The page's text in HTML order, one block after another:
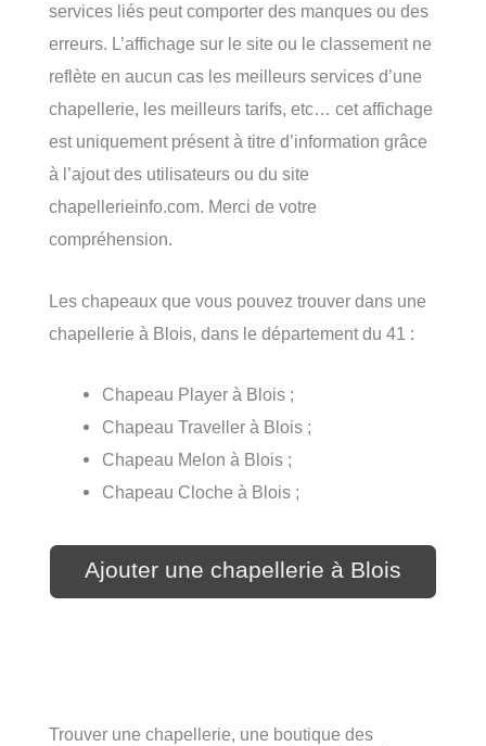
services liés peut comporter des manques ou des
erreurs. L’affichage sur le site ou le classement ne
reflète en aucun cas les meilleurs services d’une
chapellerie, les meilleurs tarifs, etc… cet affichage
est uniquement présent à titre d’information grâce
à l’ajout des utilisateurs ou du site
chapellerieinfo.com. Merci de votre
compréhension.
Les chapeaux que vous pouvez trouver dans une
chapellerie à Blois, dans le département du 41 :
Chapeau Player à Blois ;
Chapeau Traveller à Blois ;
Chapeau Melon à Blois ;
Chapeau Cloche à Blois ;
Ajouter une chapellerie à Blois
Trouver une chapellerie, une boutique des